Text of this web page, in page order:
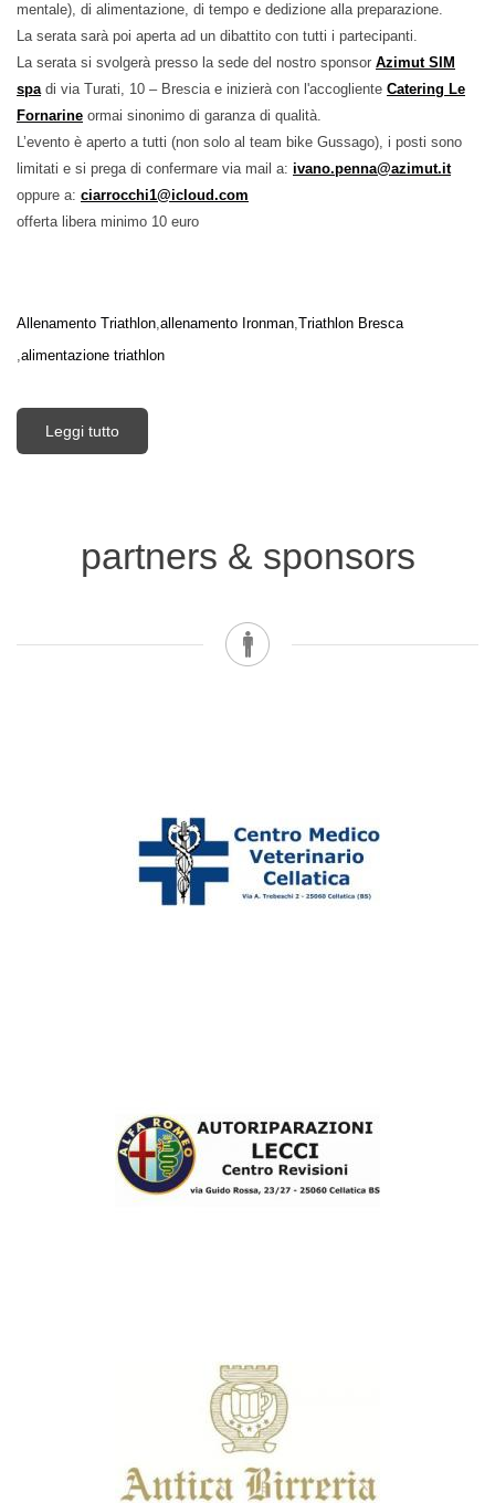
mentale), di alimentazione, di tempo e dedizione alla preparazione.
La serata sarà poi aperta ad un dibattito con tutti i partecipanti.
La serata si svolgerà presso la sede del nostro sponsor Azimut SIM
spadi via Turati, 10 – Brescia e inizierà con l'accogliente Catering Le
Fornarine ormai sinonimo di garanza di qualità.
L’evento è aperto a tutti (non solo al team bike Gussago), i posti sono
limitati e si prega di confermare via mail a: ivano.penna@azimut.it
oppure a: ciarrocchi1@icloud.com
offerta libera minimo 10 euro
Allenamento Triathlon allenamento Ironman Triathlon Bresca
alimentazione triathlon
Leggi tutto
Serata "Ironman la sfida possibile"
partners & sponsors